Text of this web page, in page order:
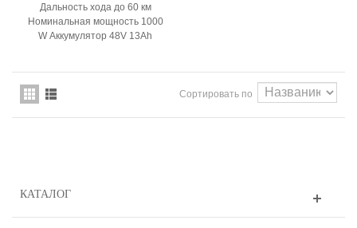
Дальность хода до 60 км
Номинальная мощность 1000
W Аккумулятор 48V 13Ah
Сортировать по
КАТАЛОГ